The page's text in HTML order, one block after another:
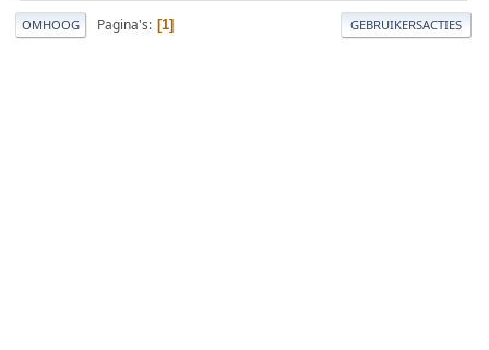
OMHOOG Pagina's 1 GEBRUIKERSACTIES